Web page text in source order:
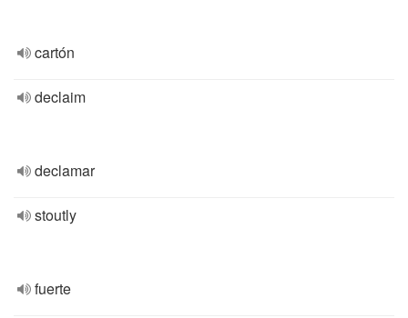
cartón
declaim
declamar
stoutly
fuerte